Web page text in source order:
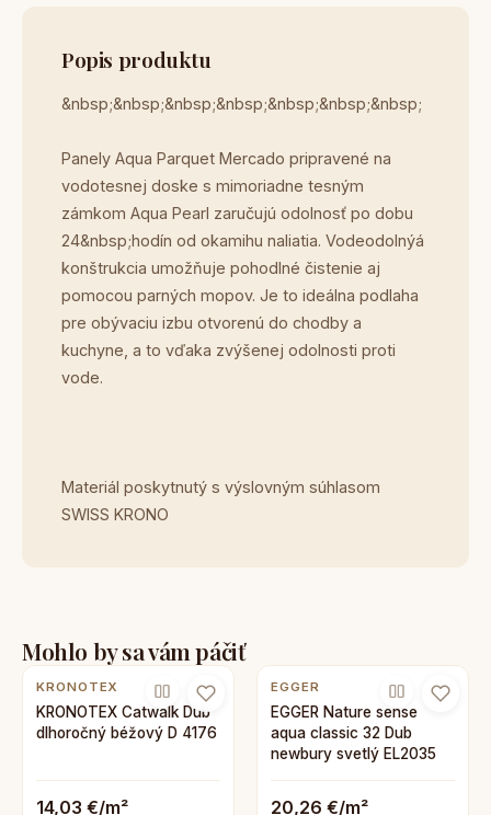
Popis produktu
&nbsp;&nbsp;&nbsp;&nbsp;&nbsp;&nbsp;&nbsp;
Panely Aqua Parquet Mercado pripravené na
vodotesnej doske s mimoriadne tesným
zámkom Aqua Pearl zaručujú odolnosť po dobu
24&nbsp;hodín od okamihu naliatia. Vodeodolnýá
konštrukcia umožňuje pohodlné čistenie aj
pomocou parných mopov. Je to ideálna podlaha
pre obývaciu izbu otvorenú do chodby a
kuchyne, a to vďaka zvýšenej odolnosti proti
vode.
Materiál poskytnutý s výslovným súhlasom
SWISS KRONO
Mohlo by sa vám páčiť
KRONOTEX
KRONOTEX Catwalk Dub
dlhoročný béžový D 4176
14,03 €/m²
EGGER
EGGER Nature sense
aqua classic 32 Dub
newbury svetlý EL2035
20,26 €/m²